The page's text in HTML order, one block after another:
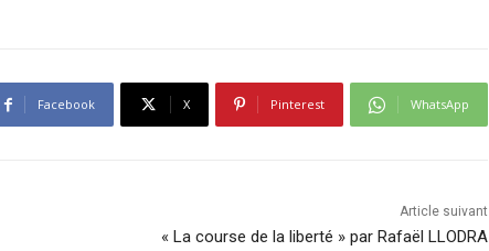
Facebook X Pinterest WhatsApp
Article suivant
« La course de la liberté » par Rafaël LLODRA